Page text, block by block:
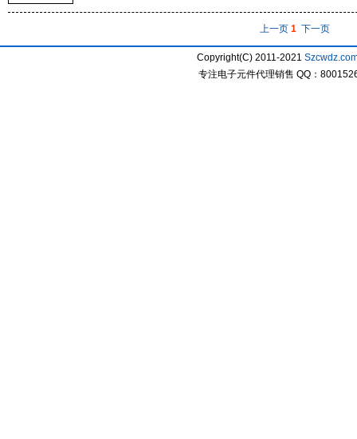
上一页 1 下一页
Copyright(C) 2011-2021
专注电子元件代理销售 QQ：